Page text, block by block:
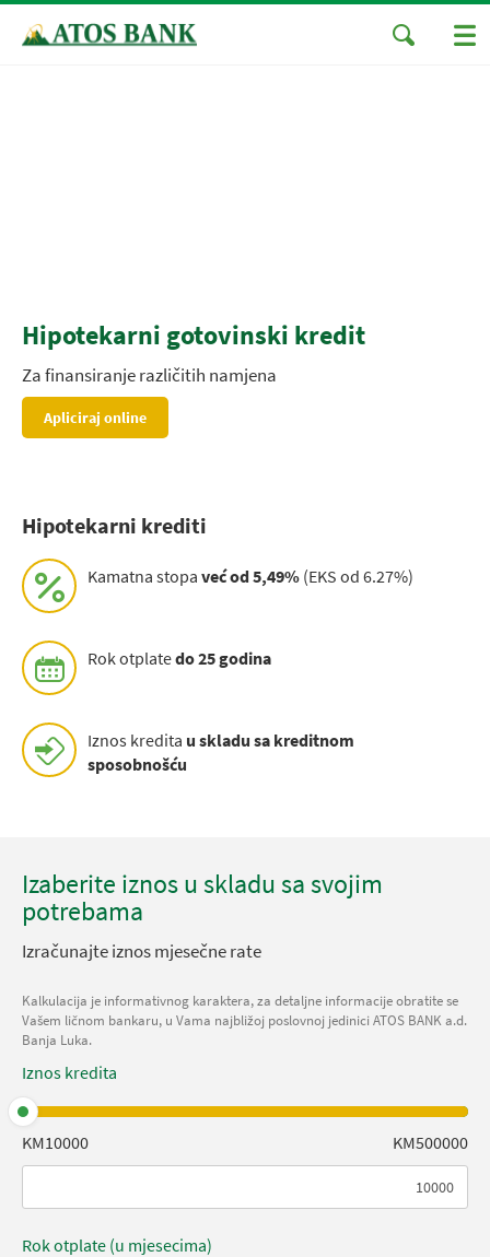
Hipotekarni gotovinski kredit
Za finansiranje različitih namjena
Apliciraj online
Hipotekarni krediti
Kamatna stopa već od 5,49% (EKS od 6.27%)
Rok otplatedo 25 godina
Iznos kredita u skladu sa kreditnom
sposobnošću
Izaberite iznos u skladu sa svojim
potrebama
Izračunajte iznos mjesečne rate
Kalkulacija je informativnog karaktera, za detaljne informacije obratite se
Vašem ličnom bankaru, u Vama najbližoj poslovnoj jedinici ATOS BANK a.d.
Banja Luka.
Iznos kredita
KM10000 KM500000
Rok otplate (u mjesecima)